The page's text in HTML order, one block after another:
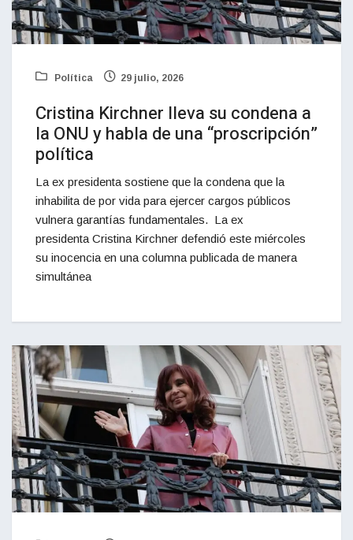
Política 29 julio, 2026
Cristina Kirchner lleva su condena a
la ONU y habla de una “proscripción”
política
La ex presidenta sostiene que la condena que la
inhabilita de por vida para ejercer cargos públicos
vulnera garantías fundamentales. La ex
presidenta Cristina Kirchner defendió este miércoles
su inocencia en una columna publicada de manera
simultánea